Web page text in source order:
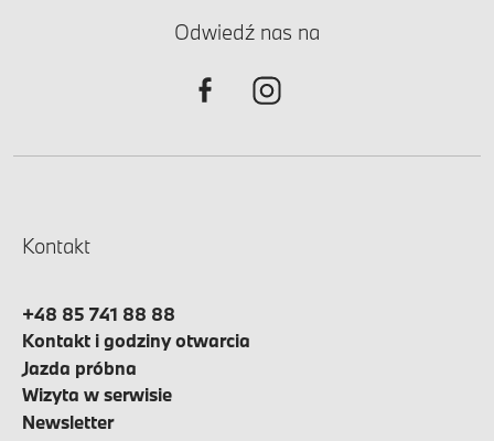
Odwiedź nas na
Kontakt
+48 85 741 88 88
Kontakt i godziny otwarcia
Jazda próbna
Wizyta w serwisie
Newsletter